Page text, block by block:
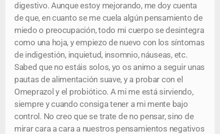
digestivo. Aunque estoy mejorando, me doy cuenta
de que, en cuanto se me cuela algún pensamiento de
miedo o preocupación, todo mi cuerpo se desintegra
como una hoja, y empiezo de nuevo con los síntomas
de indigestión, inquietud, insomnio, náuseas, etc.
Sabed que no estáis solos, yo os animo a seguir unas
pautas de alimentación suave, y a probar con el
Omeprazol y el probiótico. A mi me está sirviendo,
siempre y cuando consiga tener a mi mente bajo
control. No creo que se trate de no pensar, sino de
mirar cara a cara a nuestros pensamientos negativos